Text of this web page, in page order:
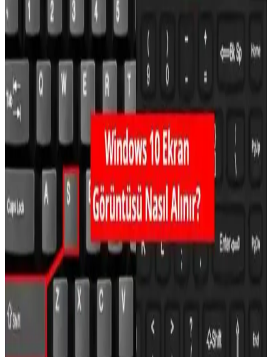
Bilgisayarda Ekran Görüntüsü Alma ve Geçici
Dosyalarla Çalışma Rehberi
Bu rehberde, Windows ve Mac'te ekran görüntüsü alma yöntemleri
ile geçici dosyaların yönetimi ve temizliği hakkında detaylı bilgiler
ve ipuçları bulabilirsiniz.
iPhone 16 ve iPhone 16e Ekran Görüntüsü Alma
Yöntemleri ve Kullanıcı İpuçları
iPhone 16 ve 16e modellerinde ekran görüntüsü alma yöntemleri,
ayarları ve ipuçları hakkında kapsamlı bilgiler içerir. Güncel
tekniklerle cihazınızı daha etkin kullanın.
iPhone'da Ekran Görüntüsü ve Video Kaydı Alma
Yöntemleri ve İpuçları
iPhone'da ekran görüntüsü ve video kaydı almak için temel ve
gelişmiş yöntemler, ipuçları ve güncel iOS özellikleriyle pratik
Redmi Telefonlarda Ekran Görüntüsü Alma
Yöntemleri ve Çözüm Önerileri
Redmi telefonlarda ekran görüntüsü almak için tuş kombinasyonları
ve yazılım özellikleri kullanılır. Sorunlar için güncelleme ve ayar
kontrolü önemlidir.
iPhone'da Kaydırmalı Ekran Görüntüsü Alma
Yöntemleri ve Kullanım İpuçları